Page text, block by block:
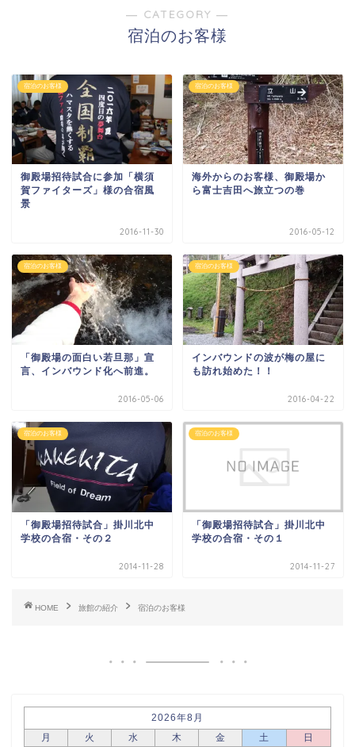
― CATEGORY ―
宿泊のお客様
宿泊のお客様
御殿場招待試合に参加「横須
賀ファイターズ」様の合宿風
景
2016-11-30
宿泊のお客様
海外からのお客様、御殿場か
ら富士吉田へ旅立つの巻
2016-05-12
宿泊のお客様
「御殿場の面白い若旦那」宣
言、インバウンド化へ前進。
2016-05-06
宿泊のお客様
インバウンドの波が梅の屋に
も訪れ始めた！！
2016-04-22
宿泊のお客様
「御殿場招待試合」掛川北中
学校の合宿・その２
2014-11-28
宿泊のお客様
「御殿場招待試合」掛川北中
学校の合宿・その１
2014-11-27
HOME 旅館の紹介 宿泊のお客様
2026年8月
月
火 水 木 金 土
日